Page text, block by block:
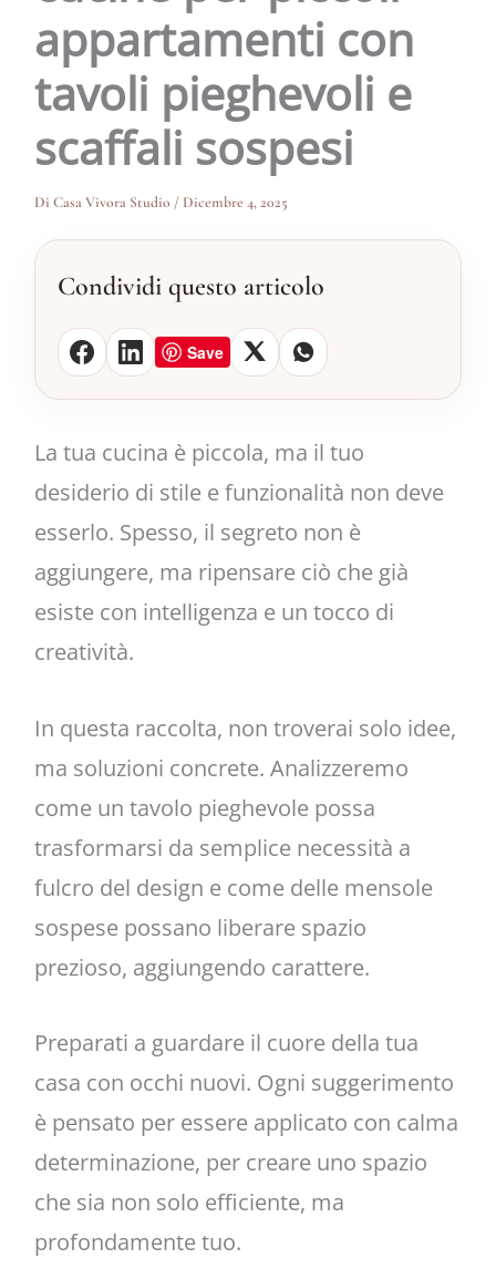
appartamenti con
tavoli pieghevoli e
scaffali sospesi
Di Casa Vivora Studio/ Dicembre 4, 2025
Condividi questo articolo
Save
La tua cucina è piccola, ma il tuo
desiderio di stile e funzionalità non deve
esserlo. Spesso, il segreto non è
aggiungere, ma ripensare ciò che già
esiste con intelligenza e un tocco di
creatività.
In questa raccolta, non troverai solo idee,
ma soluzioni concrete. Analizzeremo
come un tavolo pieghevole possa
trasformarsi da semplice necessità a
fulcro del design e come delle mensole
sospese possano liberare spazio
prezioso, aggiungendo carattere.
Preparati a guardare il cuore della tua
casa con occhi nuovi. Ogni suggerimento
è pensato per essere applicato con calma
determinazione, per creare uno spazio
che sia non solo efficiente, ma
profondamente tuo.